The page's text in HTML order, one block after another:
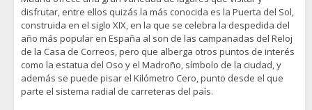
disfrutar, entre ellos quizás la más conocida es la Puerta del Sol,
construida en el siglo XIX, en la que se celebra la despedida del
año más popular en España al son de las campanadas del Reloj
de la Casa de Correos, pero que alberga otros puntos de interés
como la estatua del Oso y el Madroño, símbolo de la ciudad, y
además se puede pisar el Kilómetro Cero, punto desde el que
parte el sistema radial de carreteras del país.